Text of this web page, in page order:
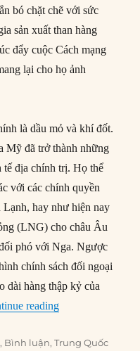
bó chặt chẽ với sức
sản xuất than hàng
đẩy cuộc Cách mạng
lại cho họ ảnh
là dầu mỏ và khí đốt.
Mỹ đã trở thành những
tế địa chính trị. Họ thể
với các chính quyền
hay như hiện nay
(LNG) cho châu Âu
phó với Nga. Ngược
chính sách đối ngoại
dài hàng thập kỷ của
reading“Đông Nam Á
, Bình luận,Trung Quốc